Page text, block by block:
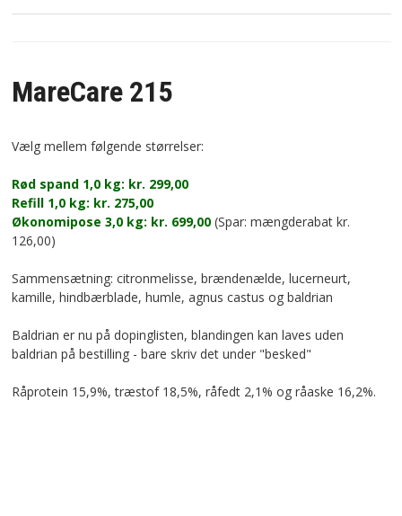
MareCare 215
Vælg mellem følgende størrelser:
Rød spand 1,0 kg: kr. 299,00
Refill 1,0 kg: kr. 275,00
Økonomipose 3,0 kg: kr. 699,00(Spar: mængderabat kr.
126,00)
Sammensætning: citronmelisse, brændenælde, lucerneurt,
kamille, hindbærblade, humle, agnus castus og baldrian
Baldrian er nu på dopinglisten, blandingen kan laves uden
baldrian på bestilling - bare skriv det under "besked"
Råprotein 15,9%, træstof 18,5%, råfedt 2,1% og råaske 16,2%.